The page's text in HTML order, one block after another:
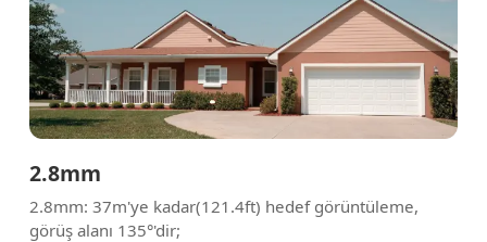
2.8mm
2.8mm: 37m'ye kadar(121.4ft) hedef görüntüleme,
görüş alanı 135°'dir;